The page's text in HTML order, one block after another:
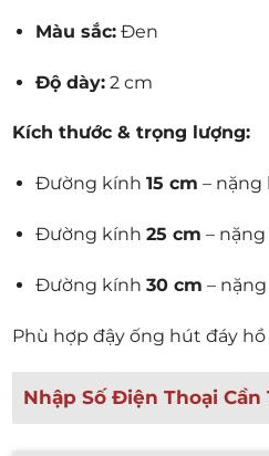
Màu sắc:Đen
Độ dày:2 cm
Kích thước & trọng lượng:
Đường kính 15 cm – nặng
Đường kính 25 cm –
Đường kính 30 cm –
Phù hợp đậy ống hút đáy hồ
Nhập Số Điện Thoại Cần